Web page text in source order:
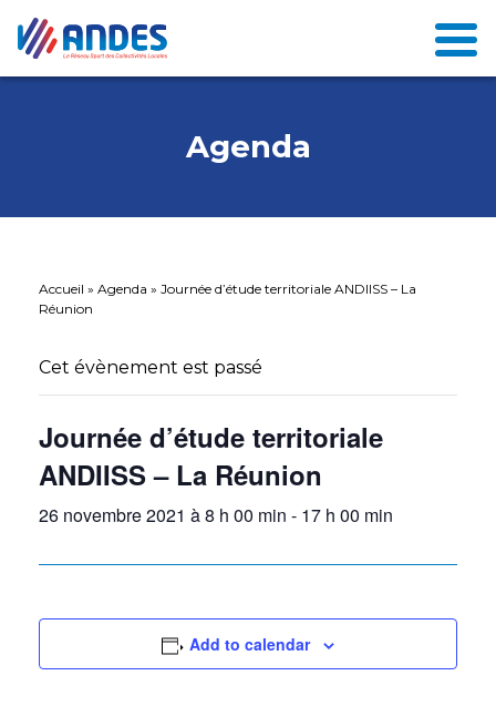
Agenda
Accueil » Agenda » Journée d’étude territoriale ANDIISS – La
Réunion
Cet évènement est passé
Journée d’étude territoriale
ANDIISS – La Réunion
26 novembre 2021 à 8 h 00 min - 17 h 00 min
Add to calendar